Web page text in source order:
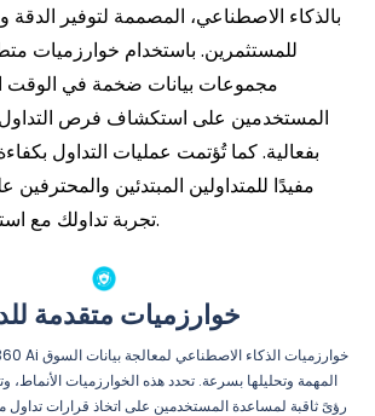
بالذكاء الاصطناعي، المصممة لتوفير
للمستثمرين. باستخدام خوارزميات
مجموعات بيانات ضخمة في الوقت
المستخدمين على استكشاف فرص التداول
بفعالية. كما تُؤتمت عمليات التداول
مفيدًا للمتداولين المبتدئين
تجربة تداولك مع استراتيجيات آلية ذكية.
خوارزميات متقدمة
المهمة وتحليلها بسرعة. تحدد هذه الخوارزميات الأنماط،
رؤىً ثاقبة لمساعدة المستخدمين على اتخاذ قرارات